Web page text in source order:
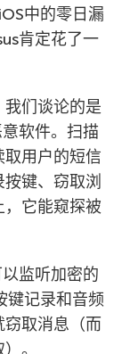
中的零日漏
肯定花了一
们谈论的是
软件。扫描
取用户的短信
键、窃取浏
它能窥探被
监听加密的
键记录和音频
取消息（而
。